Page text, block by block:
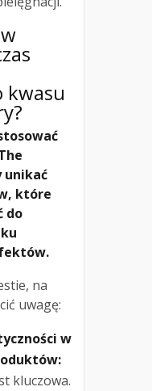
kwasu
unikać
które
do
na
uwagę:
w
kluczowa.